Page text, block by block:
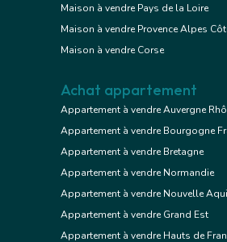
Maison à vendre Pays de la Loire
Maison à vendre Provence Alpes
Maison à vendre Corse
Achat appartement
Appartement à vendre Auvergne
Appartement à vendre Bourgogne
Appartement à vendre Bretagne
Appartement à vendre Normandie
Appartement à vendre Nouvelle
Appartement à vendre Grand Est
Appartement à vendre Hauts de